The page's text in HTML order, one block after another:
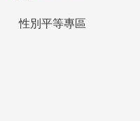
性別平等專區